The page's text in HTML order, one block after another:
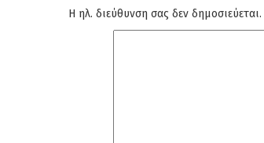
Η ηλ. διεύθυνση σας δεν δημοσιεύεται.